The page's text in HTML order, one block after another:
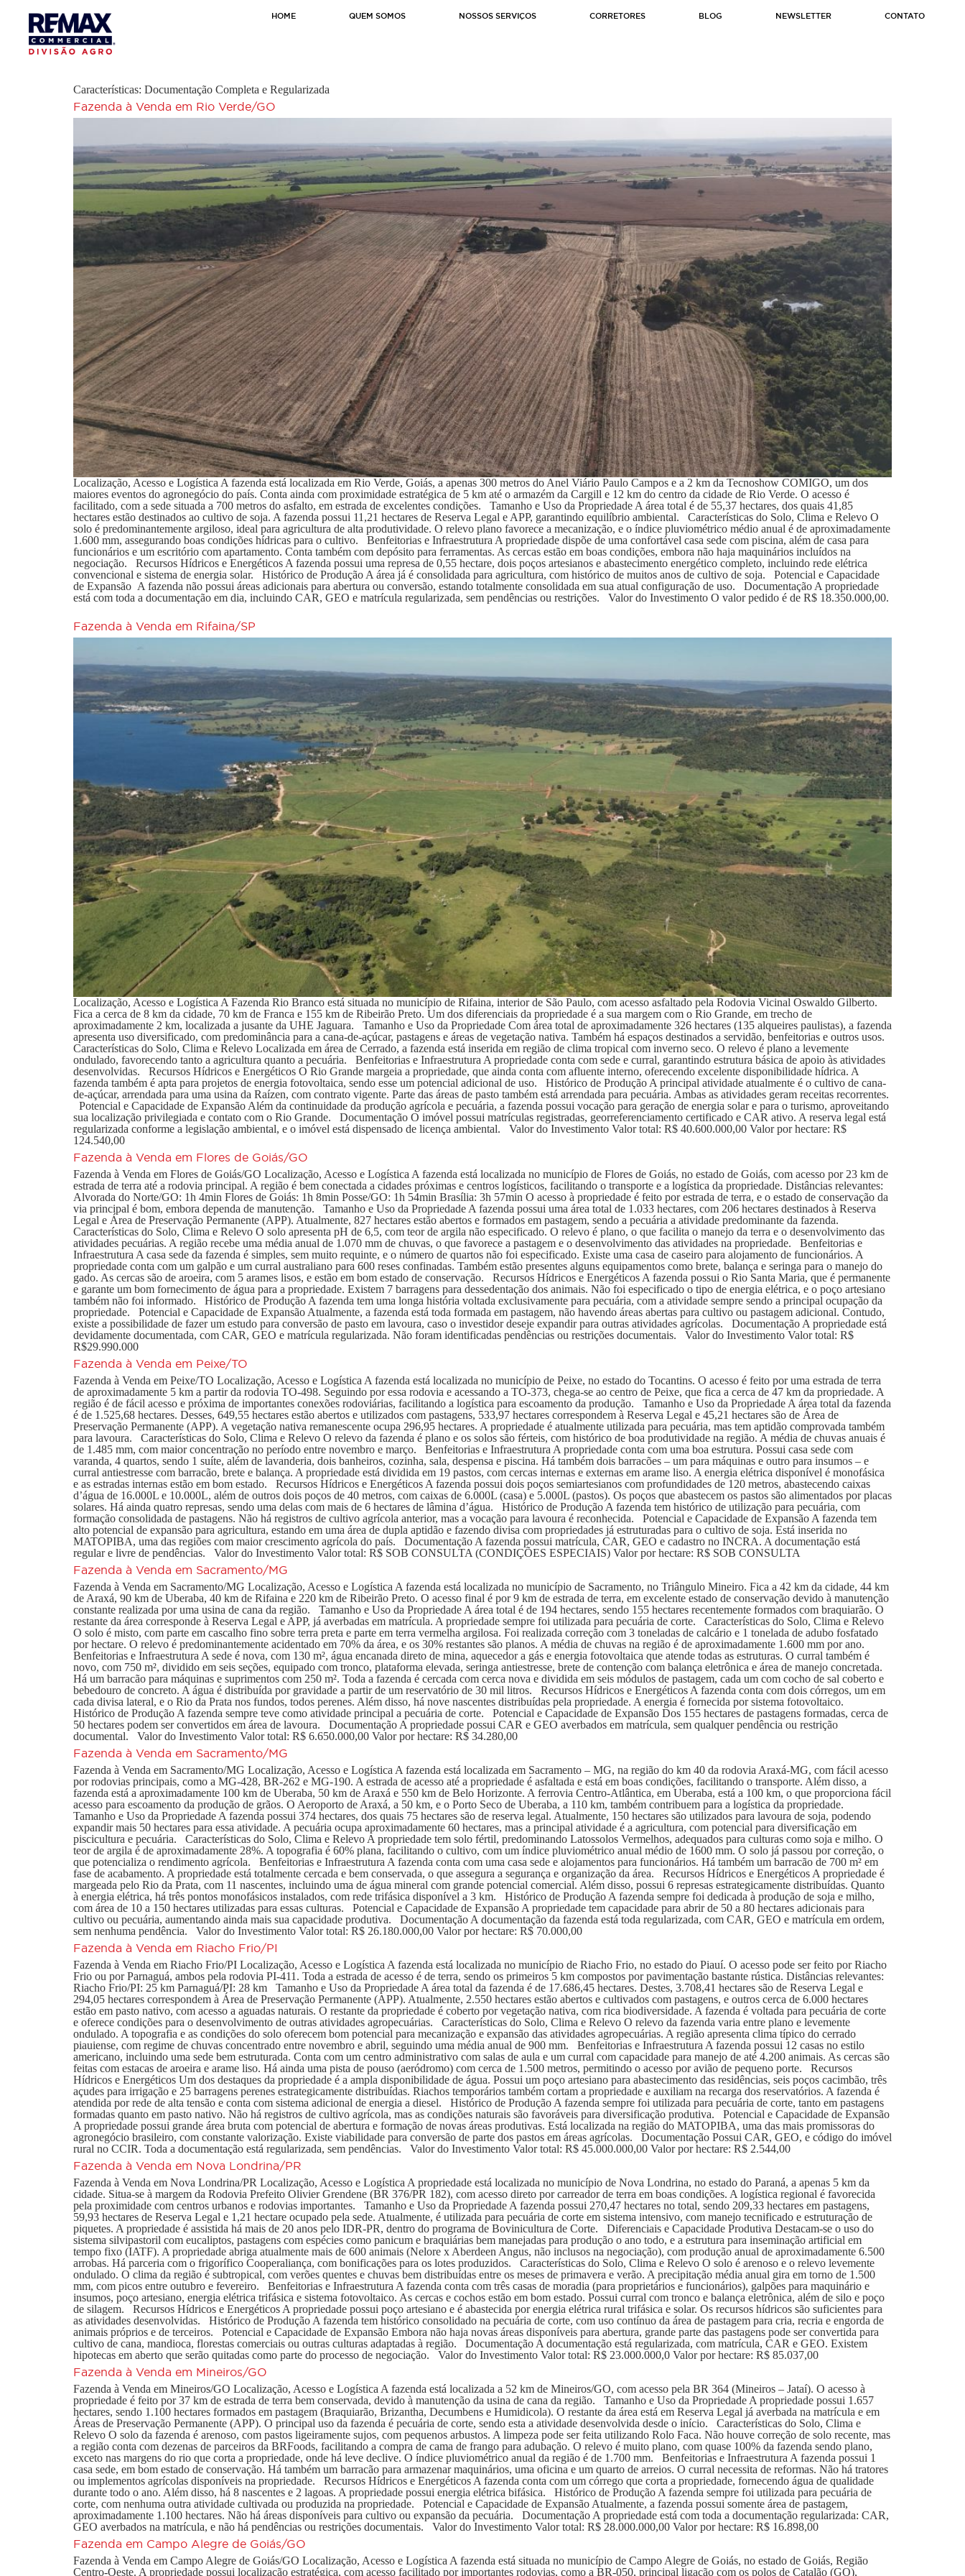
HOME QUEM SOMOS NOSSOS SERVIÇOS CORRETORES BLOG NEWSLETTER CONTATO
Características: Documentação Completa e Regularizada
Fazenda à Venda em Rio Verde/GO
Localização, Acesso e Logística A fazenda está localizada em Rio Verde, Goiás, a apenas 300 metros do Anel Viário Paulo Campos e a 2 km da Tecnoshow COMIGO, um dos
maiores eventos do agronegócio do país. Conta ainda com proximidade estratégica de 5 km até o armazém da Cargill e 12 km do centro da cidade de Rio Verde. O acesso é
facilitado, com a sede situada a 700 metros do asfalto, em estrada de excelentes condições. Tamanho e Uso da Propriedade A área total é de 55,37 hectares, dos quais 41,85
hectares estão destinados ao cultivo de soja. A fazenda possui 11,21 hectares de Reserva Legal e APP, garantindo equilíbrio ambiental. Características do Solo, Clima e Relevo O
solo é predominantemente argiloso, ideal para agricultura de alta produtividade. O relevo plano favorece a mecanização, e o índice pluviométrico médio anual é de aproximadamente
1.600 mm, assegurando boas condições hídricas para o cultivo. Benfeitorias e Infraestrutura A propriedade dispõe de uma confortável casa sede com piscina, além de casa para
funcionários e um escritório com apartamento. Conta também com depósito para ferramentas. As cercas estão em boas condições, embora não haja maquinários incluídos na
negociação. Recursos Hídricos e Energéticos A fazenda possui uma represa de 0,55 hectare, dois poços artesianos e abastecimento energético completo, incluindo rede elétrica
convencional e sistema de energia solar. Histórico de Produção A área já é consolidada para agricultura, com histórico de muitos anos de cultivo de soja. Potencial e Capacidade
de Expansão A fazenda não possui áreas adicionais para abertura ou conversão, estando totalmente consolidada em sua atual configuração de uso. Documentação A propriedade
está com toda a documentação em dia, incluindo CAR, GEO e matrícula regularizada, sem pendências ou restrições. Valor do Investimento O valor pedido é de R$ 18.350.000,00.
Fazenda à Venda em Rifaina/SP
Localização, Acesso e Logística A Fazenda Rio Branco está situada no município de Rifaina, interior de São Paulo, com acesso asfaltado pela Rodovia Vicinal Oswaldo Gilberto.
Fica a cerca de 8 km da cidade, 70 km de Franca e 155 km de Ribeirão Preto. Um dos diferenciais da propriedade é a sua margem com o Rio Grande, em trecho de
aproximadamente 2 km, localizada a jusante da UHE Jaguara. Tamanho e Uso da Propriedade Com área total de aproximadamente 326 hectares (135 alqueires paulistas), a fazenda
apresenta uso diversificado, com predominância para a cana-de-açúcar, pastagens e áreas de vegetação nativa. Também há espaços destinados a servidão, benfeitorias e outros usos.
Características do Solo, Clima e Relevo Localizada em área de Cerrado, a fazenda está inserida em região de clima tropical com inverno seco. O relevo é plano a levemente
ondulado, favorecendo tanto a agricultura quanto a pecuária. Benfeitorias e Infraestrutura A propriedade conta com sede e curral, garantindo estrutura básica de apoio às atividades
desenvolvidas. Recursos Hídricos e Energéticos O Rio Grande margeia a propriedade, que ainda conta com afluente interno, oferecendo excelente disponibilidade hídrica. A
fazenda também é apta para projetos de energia fotovoltaica, sendo esse um potencial adicional de uso. Histórico de Produção A principal atividade atualmente é o cultivo de cana-
de-açúcar, arrendada para uma usina da Raízen, com contrato vigente. Parte das áreas de pasto também está arrendada para pecuária. Ambas as atividades geram receitas recorrentes.
Potencial e Capacidade de Expansão Além da continuidade da produção agrícola e pecuária, a fazenda possui vocação para geração de energia solar e para o turismo, aproveitando
sua localização privilegiada e contato com o Rio Grande. Documentação O imóvel possui matrículas registradas, georreferenciamento certificado e CAR ativo. A reserva legal está
regularizada conforme a legislação ambiental, e o imóvel está dispensado de licença ambiental. Valor do Investimento Valor total: R$ 40.600.000,00 Valor por hectare: R$
124.540,00
Fazenda à Venda em Flores de Goiás/GO
Fazenda à Venda em Flores de Goiás/GO Localização, Acesso e Logística A fazenda está localizada no município de Flores de Goiás, no estado de Goiás, com acesso por 23 km de
estrada de terra até a rodovia principal. A região é bem conectada a cidades próximas e centros logísticos, facilitando o transporte e a logística da propriedade. Distâncias relevantes:
Alvorada do Norte/GO: 1h 4min Flores de Goiás: 1h 8min Posse/GO: 1h 54min Brasília: 3h 57min O acesso à propriedade é feito por estrada de terra, e o estado de conservação da
via principal é bom, embora dependa de manutenção. Tamanho e Uso da Propriedade A fazenda possui uma área total de 1.033 hectares, com 206 hectares destinados à Reserva
Legal e Área de Preservação Permanente (APP). Atualmente, 827 hectares estão abertos e formados em pastagem, sendo a pecuária a atividade predominante da fazenda.
Características do Solo, Clima e Relevo O solo apresenta pH de 6,5, com teor de argila não especificado. O relevo é plano, o que facilita o manejo da terra e o desenvolvimento das
atividades pecuárias. A região recebe uma média anual de 1.070 mm de chuvas, o que favorece a pastagem e o desenvolvimento das atividades na propriedade. Benfeitorias e
Infraestrutura A casa sede da fazenda é simples, sem muito requinte, e o número de quartos não foi especificado. Existe uma casa de caseiro para alojamento de funcionários. A
propriedade conta com um galpão e um curral australiano para 600 reses confinadas. Também estão presentes alguns equipamentos como brete, balança e seringa para o manejo do
gado. As cercas são de aroeira, com 5 arames lisos, e estão em bom estado de conservação. Recursos Hídricos e Energéticos A fazenda possui o Rio Santa Maria, que é permanente
e garante um bom fornecimento de água para a propriedade. Existem 7 barragens para dessedentação dos animais. Não foi especificado o tipo de energia elétrica, e o poço artesiano
também não foi informado. Histórico de Produção A fazenda tem uma longa história voltada exclusivamente para pecuária, com a atividade sempre sendo a principal ocupação da
propriedade. Potencial e Capacidade de Expansão Atualmente, a fazenda está toda formada em pastagem, não havendo áreas abertas para cultivo ou pastagem adicional. Contudo,
existe a possibilidade de fazer um estudo para conversão de pasto em lavoura, caso o investidor deseje expandir para outras atividades agrícolas. Documentação A propriedade está
devidamente documentada, com CAR, GEO e matrícula regularizada. Não foram identificadas pendências ou restrições documentais. Valor do Investimento Valor total: R$
R$29.990.000
Fazenda à Venda em Peixe/TO
Fazenda à Venda em Peixe/TO Localização, Acesso e Logística A fazenda está localizada no município de Peixe, no estado do Tocantins. O acesso é feito por uma estrada de terra
de aproximadamente 5 km a partir da rodovia TO-498. Seguindo por essa rodovia e acessando a TO-373, chega-se ao centro de Peixe, que fica a cerca de 47 km da propriedade. A
região é de fácil acesso e próxima de importantes conexões rodoviárias, facilitando a logística para escoamento da produção. Tamanho e Uso da Propriedade A área total da fazenda
é de 1.525,68 hectares. Desses, 649,55 hectares estão abertos e utilizados com pastagens, 533,97 hectares correspondem à Reserva Legal e 45,21 hectares são de Área de
Preservação Permanente (APP). A vegetação nativa remanescente ocupa 296,95 hectares. A propriedade é atualmente utilizada para pecuária, mas tem aptidão comprovada também
para lavoura. Características do Solo, Clima e Relevo O relevo da fazenda é plano e os solos são férteis, com histórico de boa produtividade na região. A média de chuvas anuais é
de 1.485 mm, com maior concentração no período entre novembro e março. Benfeitorias e Infraestrutura A propriedade conta com uma boa estrutura. Possui casa sede com
varanda, 4 quartos, sendo 1 suíte, além de lavanderia, dois banheiros, cozinha, sala, despensa e piscina. Há também dois barracões – um para máquinas e outro para insumos – e
curral antiestresse com barracão, brete e balança. A propriedade está dividida em 19 pastos, com cercas internas e externas em arame liso. A energia elétrica disponível é monofásica
e as estradas internas estão em bom estado. Recursos Hídricos e Energéticos A fazenda possui dois poços semiartesianos com profundidades de 120 metros, abastecendo caixas
d’água de 16.000L e 10.000L, além de outros dois poços de 40 metros, com caixas de 6.000L (casa) e 5.000L (pastos). Os poços que abastecem os pastos são alimentados por placas
solares. Há ainda quatro represas, sendo uma delas com mais de 6 hectares de lâmina d’água. Histórico de Produção A fazenda tem histórico de utilização para pecuária, com
formação consolidada de pastagens. Não há registros de cultivo agrícola anterior, mas a vocação para lavoura é reconhecida. Potencial e Capacidade de Expansão A fazenda tem
alto potencial de expansão para agricultura, estando em uma área de dupla aptidão e fazendo divisa com propriedades já estruturadas para o cultivo de soja. Está inserida no
MATOPIBA, uma das regiões com maior crescimento agrícola do país. Documentação A fazenda possui matrícula, CAR, GEO e cadastro no INCRA. A documentação está
regular e livre de pendências. Valor do Investimento Valor total: R$ SOB CONSULTA (CONDIÇÕES ESPECIAIS) Valor por hectare: R$ SOB CONSULTA
Fazenda à Venda em Sacramento/MG
Fazenda à Venda em Sacramento/MG Localização, Acesso e Logística A fazenda está localizada no município de Sacramento, no Triângulo Mineiro. Fica a 42 km da cidade, 44 km
de Araxá, 90 km de Uberaba, 40 km de Rifaina e 220 km de Ribeirão Preto. O acesso final é por 9 km de estrada de terra, em excelente estado de conservação devido à manutenção
constante realizada por uma usina de cana da região. Tamanho e Uso da Propriedade A área total é de 194 hectares, sendo 155 hectares recentemente formados com braquiarão. O
restante da área corresponde à Reserva Legal e APP, já averbadas em matrícula. A propriedade sempre foi utilizada para pecuária de corte. Características do Solo, Clima e Relevo
O solo é misto, com parte em cascalho fino sobre terra preta e parte em terra vermelha argilosa. Foi realizada correção com 3 toneladas de calcário e 1 tonelada de adubo fosfatado
por hectare. O relevo é predominantemente acidentado em 70% da área, e os 30% restantes são planos. A média de chuvas na região é de aproximadamente 1.600 mm por ano.
Benfeitorias e Infraestrutura A sede é nova, com 130 m², água encanada direto de mina, aquecedor a gás e energia fotovoltaica que atende todas as estruturas. O curral também é
novo, com 750 m², dividido em seis seções, equipado com tronco, plataforma elevada, seringa antiestresse, brete de contenção com balança eletrônica e área de manejo concretada.
Há um barracão para máquinas e suprimentos com 250 m². Toda a fazenda é cercada com cerca nova e dividida em seis módulos de pastagem, cada um com cocho de sal coberto e
bebedouro de concreto. A água é distribuída por gravidade a partir de um reservatório de 30 mil litros. Recursos Hídricos e Energéticos A fazenda conta com dois córregos, um em
cada divisa lateral, e o Rio da Prata nos fundos, todos perenes. Além disso, há nove nascentes distribuídas pela propriedade. A energia é fornecida por sistema fotovoltaico.
Histórico de Produção A fazenda sempre teve como atividade principal a pecuária de corte. Potencial e Capacidade de Expansão Dos 155 hectares de pastagens formadas, cerca de
50 hectares podem ser convertidos em área de lavoura. Documentação A propriedade possui CAR e GEO averbados em matrícula, sem qualquer pendência ou restrição
documental. Valor do Investimento Valor total: R$ 6.650.000,00 Valor por hectare: R$ 34.280,00
Fazenda à Venda em Sacramento/MG
Fazenda à Venda em Sacramento/MG Localização, Acesso e Logística A fazenda está localizada em Sacramento – MG, na região do km 40 da rodovia Araxá-MG, com fácil acesso
por rodovias principais, como a MG-428, BR-262 e MG-190. A estrada de acesso até a propriedade é asfaltada e está em boas condições, facilitando o transporte. Além disso, a
fazenda está a aproximadamente 100 km de Uberaba, 50 km de Araxá e 550 km de Belo Horizonte. A ferrovia Centro-Atlântica, em Uberaba, está a 100 km, o que proporciona fácil
acesso para escoamento da produção de grãos. O Aeroporto de Araxá, a 50 km, e o Porto Seco de Uberaba, a 110 km, também contribuem para a logística da propriedade.
Tamanho e Uso da Propriedade A fazenda possui 374 hectares, dos quais 75 hectares são de reserva legal. Atualmente, 150 hectares são utilizados para lavoura de soja, podendo
expandir mais 50 hectares para essa atividade. A pecuária ocupa aproximadamente 60 hectares, mas a principal atividade é a agricultura, com potencial para diversificação em
piscicultura e pecuária. Características do Solo, Clima e Relevo A propriedade tem solo fértil, predominando Latossolos Vermelhos, adequados para culturas como soja e milho. O
teor de argila é de aproximadamente 28%. A topografia é 60% plana, facilitando o cultivo, com um índice pluviométrico anual médio de 1600 mm. O solo já passou por correção, o
que potencializa o rendimento agrícola. Benfeitorias e Infraestrutura A fazenda conta com uma casa sede e alojamentos para funcionários. Há também um barracão de 700 m² em
fase de acabamento. A propriedade está totalmente cercada e bem conservada, o que assegura a segurança e organização da área. Recursos Hídricos e Energéticos A propriedade é
margeada pelo Rio da Prata, com 11 nascentes, incluindo uma de água mineral com grande potencial comercial. Além disso, possui 6 represas estrategicamente distribuídas. Quanto
à energia elétrica, há três pontos monofásicos instalados, com rede trifásica disponível a 3 km. Histórico de Produção A fazenda sempre foi dedicada à produção de soja e milho,
com área de 10 a 150 hectares utilizadas para essas culturas. Potencial e Capacidade de Expansão A propriedade tem capacidade para abrir de 50 a 80 hectares adicionais para
cultivo ou pecuária, aumentando ainda mais sua capacidade produtiva. Documentação A documentação da fazenda está toda regularizada, com CAR, GEO e matrícula em ordem,
sem nenhuma pendência. Valor do Investimento Valor total: R$ 26.180.000,00 Valor por hectare: R$ 70.000,00
Fazenda à Venda em Riacho Frio/PI
Fazenda à Venda em Riacho Frio/PI Localização, Acesso e Logística A fazenda está localizada no município de Riacho Frio, no estado do Piauí. O acesso pode ser feito por Riacho
Frio ou por Parnaguá, ambos pela rodovia PI-411. Toda a estrada de acesso é de terra, sendo os primeiros 5 km compostos por pavimentação bastante rústica. Distâncias relevantes:
Riacho Frio/PI: 25 km Parnaguá/PI: 28 km Tamanho e Uso da Propriedade A área total da fazenda é de 17.686,45 hectares. Destes, 3.708,41 hectares são de Reserva Legal e
294,05 hectares correspondem à Área de Preservação Permanente (APP). Atualmente, 2.550 hectares estão abertos e cultivados com pastagens, e outros cerca de 6.000 hectares
estão em pasto nativo, com acesso a aguadas naturais. O restante da propriedade é coberto por vegetação nativa, com rica biodiversidade. A fazenda é voltada para pecuária de corte
e oferece condições para o desenvolvimento de outras atividades agropecuárias. Características do Solo, Clima e Relevo O relevo da fazenda varia entre plano e levemente
ondulado. A topografia e as condições do solo oferecem bom potencial para mecanização e expansão das atividades agropecuárias. A região apresenta clima típico do cerrado
piauiense, com regime de chuvas concentrado entre novembro e abril, seguindo uma média anual de 900 mm. Benfeitorias e Infraestrutura A fazenda possui 12 casas no estilo
americano, incluindo uma sede bem estruturada. Conta com um centro administrativo com salas de aula e um curral com capacidade para manejo de até 4.200 animais. As cercas são
feitas com estacas de aroeira e arame liso. Há ainda uma pista de pouso (aeródromo) com cerca de 1.500 metros, permitindo o acesso por avião de pequeno porte. Recursos
Hídricos e Energéticos Um dos destaques da propriedade é a ampla disponibilidade de água. Possui um poço artesiano para abastecimento das residências, seis poços cacimbão, três
açudes para irrigação e 25 barragens perenes estrategicamente distribuídas. Riachos temporários também cortam a propriedade e auxiliam na recarga dos reservatórios. A fazenda é
atendida por rede de alta tensão e conta com sistema adicional de energia a diesel. Histórico de Produção A fazenda sempre foi utilizada para pecuária de corte, tanto em pastagens
formadas quanto em pasto nativo. Não há registros de cultivo agrícola, mas as condições naturais são favoráveis para diversificação produtiva. Potencial e Capacidade de Expansão
A propriedade possui grande área bruta com potencial de abertura e formação de novas áreas produtivas. Está localizada na região do MATOPIBA, uma das mais promissoras do
agronegócio brasileiro, com constante valorização. Existe viabilidade para conversão de parte dos pastos em áreas agrícolas. Documentação Possui CAR, GEO, e código do imóvel
rural no CCIR. Toda a documentação está regularizada, sem pendências. Valor do Investimento Valor total: R$ 45.000.000,00 Valor por hectare: R$ 2.544,00
Fazenda à Venda em Nova Londrina/PR
Fazenda à Venda em Nova Londrina/PR Localização, Acesso e Logística A propriedade está localizada no município de Nova Londrina, no estado do Paraná, a apenas 5 km da
cidade. Situa-se à margem da Rodovia Prefeito Olivier Grendene (BR 376/PR 182), com acesso direto por carreador de terra em boas condições. A logística regional é favorecida
pela proximidade com centros urbanos e rodovias importantes. Tamanho e Uso da Propriedade A fazenda possui 270,47 hectares no total, sendo 209,33 hectares em pastagens,
59,93 hectares de Reserva Legal e 1,21 hectare ocupado pela sede. Atualmente, é utilizada para pecuária de corte em sistema intensivo, com manejo tecnificado e estruturação de
piquetes. A propriedade é assistida há mais de 20 anos pelo IDR-PR, dentro do programa de Bovinicultura de Corte. Diferenciais e Capacidade Produtiva Destacam-se o uso do
sistema silvipastoril com eucaliptos, pastagens com espécies como panicum e braquiárias bem manejadas para produção o ano todo, e a estrutura para inseminação artificial em
tempo fixo (IATF). A propriedade abriga atualmente mais de 600 animais (Nelore x Aberdeen Angus, não inclusos na negociação), com produção anual de aproximadamente 6.500
arrobas. Há parceria com o frigorífico Cooperaliança, com bonificações para os lotes produzidos. Características do Solo, Clima e Relevo O solo é arenoso e o relevo levemente
ondulado. O clima da região é subtropical, com verões quentes e chuvas bem distribuídas entre os meses de primavera e verão. A precipitação média anual gira em torno de 1.500
mm, com picos entre outubro e fevereiro. Benfeitorias e Infraestrutura A fazenda conta com três casas de moradia (para proprietários e funcionários), galpões para maquinário e
insumos, poço artesiano, energia elétrica trifásica e sistema fotovoltaico. As cercas e cochos estão em bom estado. Possui curral com tronco e balança eletrônica, além de silo e poço
de silagem. Recursos Hídricos e Energéticos A propriedade possui poço artesiano e é abastecida por energia elétrica rural trifásica e solar. Os recursos hídricos são suficientes para
as atividades desenvolvidas. Histórico de Produção A fazenda tem histórico consolidado na pecuária de corte, com uso contínuo da área de pastagem para cria, recria e engorda de
animais próprios e de terceiros. Potencial e Capacidade de Expansão Embora não haja novas áreas disponíveis para abertura, grande parte das pastagens pode ser convertida para
cultivo de cana, mandioca, florestas comerciais ou outras culturas adaptadas à região. Documentação A documentação está regularizada, com matrícula, CAR e GEO. Existem
hipotecas em aberto que serão quitadas como parte do processo de negociação. Valor do Investimento Valor total: R$ 23.000.000,0 Valor por hectare: R$ 85.037,00
Fazenda à Venda em Mineiros/GO
Fazenda à Venda em Mineiros/GO Localização, Acesso e Logística A fazenda está localizada a 52 km de Mineiros/GO, com acesso pela BR 364 (Mineiros – Jataí). O acesso à
propriedade é feito por 37 km de estrada de terra bem conservada, devido à manutenção da usina de cana da região. Tamanho e Uso da Propriedade A propriedade possui 1.657
hectares, sendo 1.100 hectares formados em pastagem (Braquiarão, Brizantha, Decumbens e Humidicola). O restante da área está em Reserva Legal já averbada na matrícula e em
Áreas de Preservação Permanente (APP). O principal uso da fazenda é pecuária de corte, sendo esta a atividade desenvolvida desde o início. Características do Solo, Clima e
Relevo O solo da fazenda é arenoso, com pastos ligeiramente sujos, com pequenos arbustos. A limpeza pode ser feita utilizando Rolo Faca. Não houve correção de solo recente, mas
a região conta com dezenas de parceiros da BRFoods, facilitando a compra de cama de frango para adubação. O relevo é muito plano, com quase 100% da fazenda sendo plano,
exceto nas margens do rio que corta a propriedade, onde há leve declive. O índice pluviométrico anual da região é de 1.700 mm. Benfeitorias e Infraestrutura A fazenda possui 1
casa sede, em bom estado de conservação. Há também um barracão para armazenar maquinários, uma oficina e um quarto de arreios. O curral necessita de reformas. Não há tratores
ou implementos agrícolas disponíveis na propriedade. Recursos Hídricos e Energéticos A fazenda conta com um córrego que corta a propriedade, fornecendo água de qualidade
durante todo o ano. Além disso, há 8 nascentes e 2 lagoas. A propriedade possui energia elétrica bifásica. Histórico de Produção A fazenda sempre foi utilizada para pecuária de
corte, com nenhuma outra atividade cultivada ou produzida na propriedade. Potencial e Capacidade de Expansão Atualmente, a fazenda possui somente área de pastagem,
aproximadamente 1.100 hectares. Não há áreas disponíveis para cultivo ou expansão da pecuária. Documentação A propriedade está com toda a documentação regularizada: CAR,
GEO averbados na matrícula, e não há pendências ou restrições documentais. Valor do Investimento Valor total: R$ 28.000.000,00 Valor por hectare: R$ 16.898,00
Fazenda em Campo Alegre de Goiás/GO
Fazenda à Venda em Campo Alegre de Goiás/GO Localização, Acesso e Logística A fazenda está situada no município de Campo Alegre de Goiás, no estado de Goiás, Região
Centro-Oeste. A propriedade possui localização estratégica, com acesso facilitado por importantes rodovias, como a BR-050, principal ligação com os polos de Catalão (GO),